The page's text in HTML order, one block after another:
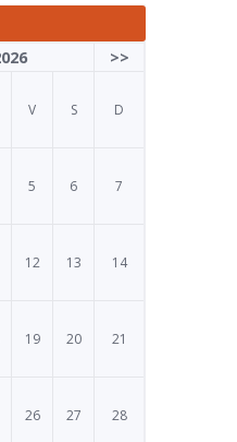
>>
V S D
5 6 7
12 13 14
19 20 21
26 27 28